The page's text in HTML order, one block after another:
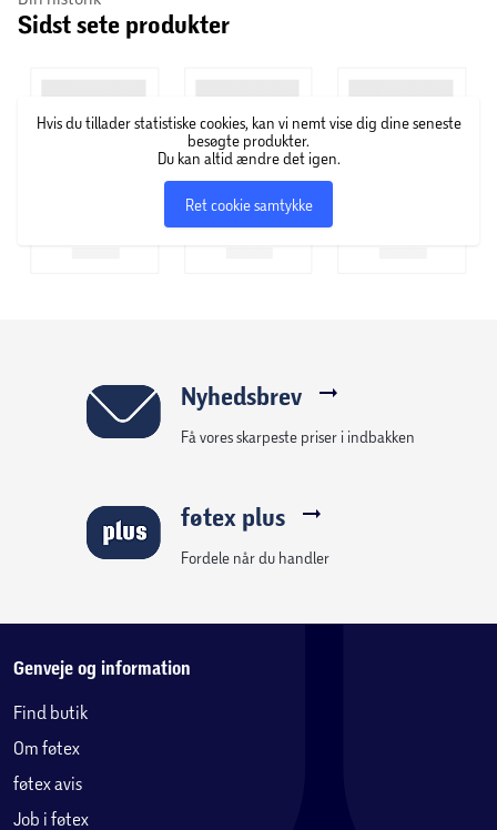
Sidst sete produkter
Hvis du tillader statistiske cookies, kan vi nemt vise dig dine seneste
besøgte produkter.
Du kan altid ændre det igen.
Ret cookie samtykke
Nyhedsbrev
Få vores skarpeste priser i indbakken
føtex plus
Fordele når du handler
Genveje og information
Find butik
Om føtex
føtex avis
Job i føtex